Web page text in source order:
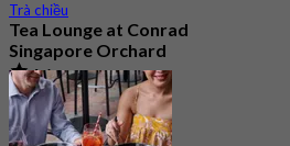
Trà chiều
Tea Lounge at Conrad
Singapore Orchard
4.6
631 Đã đặt chỗ
Từ S$ 34.2